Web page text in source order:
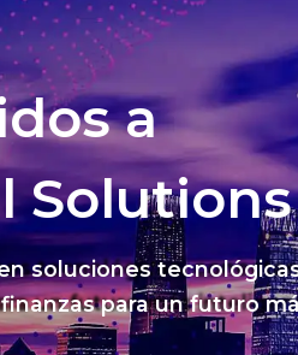
a
Solutions
soluciones
para un futuro